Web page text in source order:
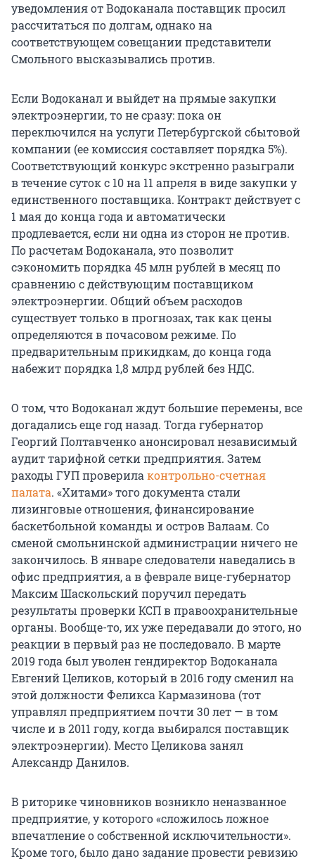
уведомления от Водоканала поставщик просил
рассчитаться по долгам, однако на
соответствующем совещании представители
Смольного высказывались против.
Если Водоканал и выйдет на прямые закупки
электроэнергии, то не сразу: пока он
переключился на услуги Петербургской сбытовой
компании (ее комиссия составляет порядка 5%).
Соответствующий конкурс экстренно разыграли
в течение суток с 10 на 11 апреля в виде закупки у
единственного поставщика. Контракт действует с
1 мая до конца года и автоматически
продлевается, если ни одна из сторон не против.
По расчетам Водоканала, это позволит
сэкономить порядка 45 млн рублей в месяц по
сравнению с действующим поставщиком
электроэнергии. Общий объем расходов
существует только в прогнозах, так как цены
определяются в почасовом режиме. По
предварительным прикидкам, до конца года
набежит порядка 1,8 млрд рублей без НДС.
О том, что Водоканал ждут большие перемены, все
догадались еще год назад. Тогда губернатор
Георгий Полтавченко анонсировал независимый
аудит тарифной сетки предприятия. Затем
раходы ГУП проверила контрольно-счетная
палата. «Хитами» того документа стали
лизинговые отношения, финансирование
баскетбольной команды и остров Валаам. Со
сменой смольнинской администрации ничего не
закончилось. В январе следователи наведались в
офис предприятия, а в феврале вице-губернатор
Максим Шаскольский поручил передать
результаты проверки КСП в правоохранительные
органы. Вообще-то, их уже передавали до этого, но
реакции в первый раз не последовало. В марте
2019 года был уволен гендиректор Водоканала
Евгений Целиков, который в 2016 году сменил на
этой должности Феликса Кармазинова (тот
управлял предприятием почти 30 лет — в том
числе и в 2011 году, когда выбирался поставщик
электроэнергии). Место Целикова занял
Александр Данилов.
В риторике чиновников возникло неназванное
предприятие, у которого «сложилось ложное
впечатление о собственной исключительности».
Кроме того, было дано задание провести ревизию